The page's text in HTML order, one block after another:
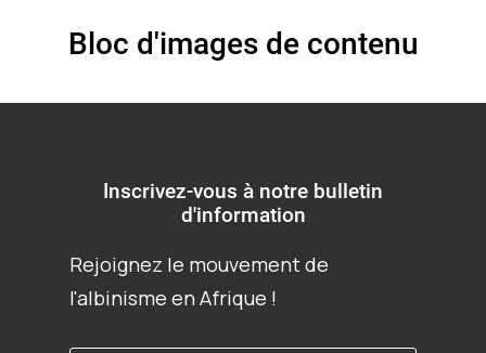
Bloc d'images de contenu
Inscrivez-vous à notre bulletin
d'information
Rejoignez le mouvement de
l'albinisme en Afrique !